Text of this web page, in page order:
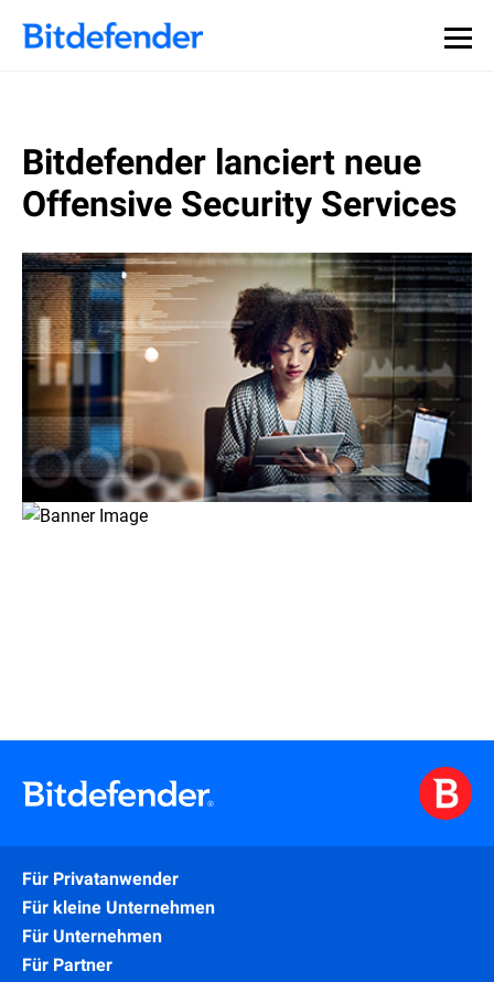
Bitdefender lanciert neue
Offensive Security Services
Für Privatanwender
Für kleine Unternehmen
Für Unternehmen
Für Partner